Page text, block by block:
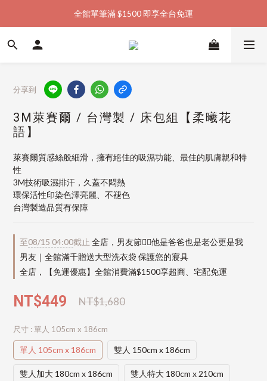
加入會員購物金  馬上領  馬上折
全館單筆滿 $1500 即享全台免運
加入會員購物金  馬上領  馬上折
分享到
3M萊賽爾 / 台灣製 / 床包組【柔曦花
語】
萊賽爾質感絲般細滑，擁有絕佳的吸濕功能、最佳的肌膚親和特
性
3M技術吸濕排汗，久蓋不悶熱
環保活性印染色澤亮麗、不褪色
台灣製造品質有保障
至08/15 04:00截止 全店，男友節👱‍♂️他是爸爸也是老公更是我
男友｜全館滿千贈送大型洗衣袋 保護您的寢具
全店，【免運優惠】全館消費滿$1500享超商、宅配免運
NT$1,680
NT$449
尺寸 : 單人 105cm x 186cm
單人 105cm x 186cm 雙人 150cm x 186cm
雙人加大 180cm x 186cm 雙人特大 180cm x 210cm